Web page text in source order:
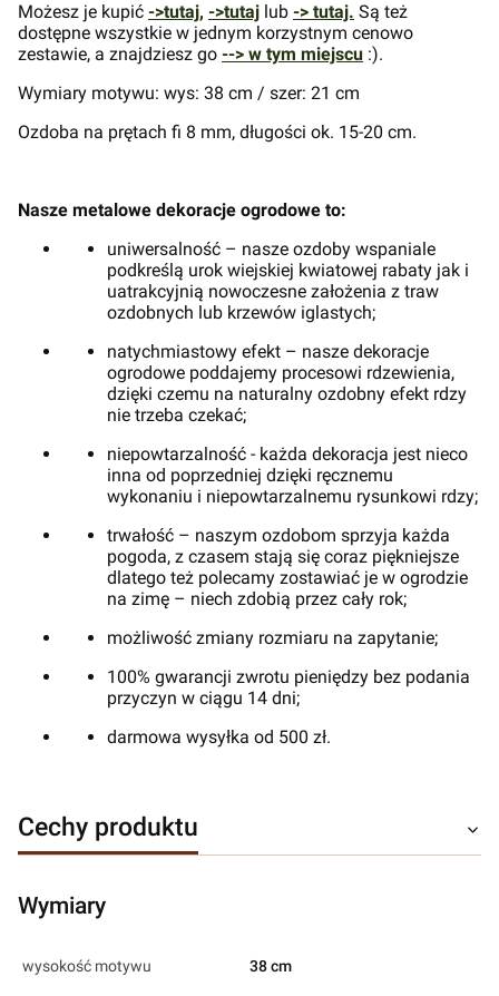
Możesz je kupić ->tutaj, ->tutaj lub -> tutaj. Są też
dostępne wszystkie w jednym korzystnym cenowo
zestawie, a znajdziesz go --> w tym miejscu :).
Wymiary motywu: wys: 38 cm / szer: 21 cm
Ozdoba na prętach fi 8 mm, długości ok. 15-20 cm.
Nasze metalowe dekoracje ogrodowe to:
uniwersalność – nasze ozdoby wspaniale
podkreślą urok wiejskiej kwiatowej rabaty jak i
uatrakcyjnią nowoczesne założenia z traw
ozdobnych lub krzewów iglastych;
natychmiastowy efekt – nasze dekoracje
ogrodowe poddajemy procesowi rdzewienia,
dzięki czemu na naturalny ozdobny efekt rdzy
nie trzeba czekać;
niepowtarzalność - każda dekoracja jest nieco
inna od poprzedniej dzięki ręcznemu
wykonaniu i niepowtarzalnemu rysunkowi rdzy;
trwałość – naszym ozdobom sprzyja każda
pogoda, z czasem stają się coraz piękniejsze
dlatego też polecamy zostawiać je w ogrodzie
na zimę – niech zdobią przez cały rok;
możliwość zmiany rozmiaru na zapytanie;
100% gwarancji zwrotu pieniędzy bez podania
przyczyn w ciągu 14 dni;
darmowa wysyłka od 500 zł.
Cechy produktu
Wymiary
wysokość motywu 38 cm